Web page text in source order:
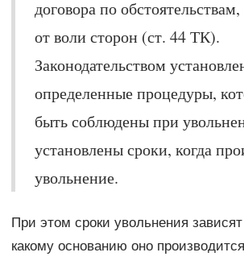
договора по
от воли сторон (ст. 44 ТК).
Законодательством
определенные процедуры,
быть соблюдены при
установлены сроки, когда
увольнение.
При этом сроки увольнения зависят
какому основанию оно